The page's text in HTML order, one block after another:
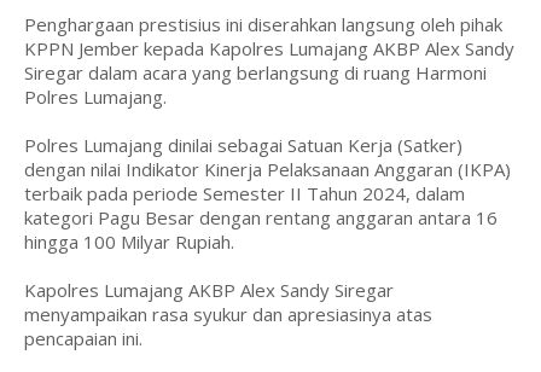
Penghargaan prestisius ini diserahkan langsung oleh pihak
KPPN Jember kepada Kapolres Lumajang AKBP Alex Sandy
Siregar dalam acara yang berlangsung di ruang Harmoni
Polres Lumajang.
Polres Lumajang dinilai sebagai Satuan Kerja (Satker)
dengan nilai Indikator Kinerja Pelaksanaan Anggaran (IKPA)
terbaik pada periode Semester II Tahun 2024, dalam
kategori Pagu Besar dengan rentang anggaran antara 16
hingga 100 Milyar Rupiah.
Kapolres Lumajang AKBP Alex Sandy Siregar
menyampaikan rasa syukur dan apresiasinya atas
pencapaian ini.